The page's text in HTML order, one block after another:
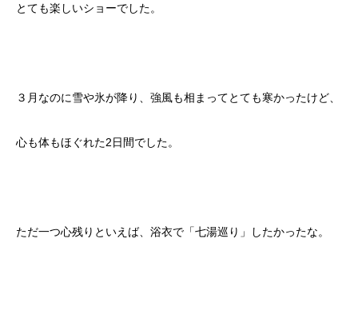
とても楽しいショーでした。
３月なのに雪や氷が降り、強風も相まってとても寒かったけど、
心も体もほぐれた2日間でした。
ただ一つ心残りといえば、浴衣で「七湯巡り」したかったな。